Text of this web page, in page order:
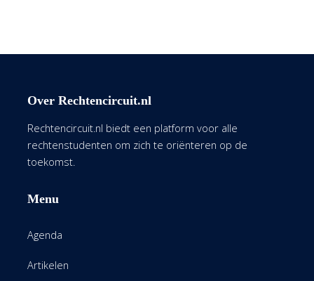
Over Rechtencircuit.nl
Rechtencircuit.nl biedt een platform voor alle
rechtenstudenten om zich te oriënteren op de
toekomst.
Menu
Agenda
Artikelen